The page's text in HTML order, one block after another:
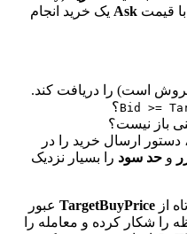
قیمت Ask یک خرید انجام
است) را دریافت کند.
Bid >=؟
باز نیست؟
ارسال خرید را در
و حد سود را بسیار نزدیک
TargetBuyPrice عبور
را شکار کرده و معامله را